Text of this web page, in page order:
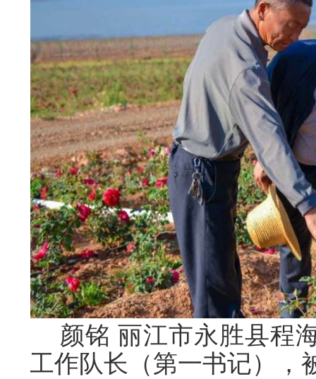
颜铭 丽江市永胜县程
工作队长（第一书记），